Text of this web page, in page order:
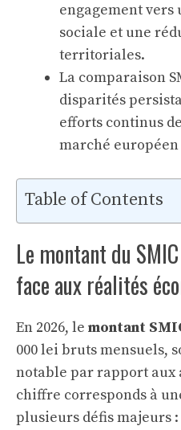
engagement
sociale et une
territoriales.
La comparaison
disparités
efforts continus
marché
Table of Contents
Le montant du
face aux réalités
En 2026, le montant
000 lei bruts mensuels,
notable par rapport aux
chiffre corresponds à
plusieurs défis majeurs